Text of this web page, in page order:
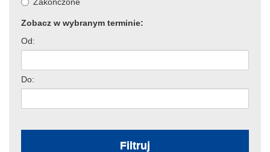
Zobacz w wybranym terminie:
Od:
Do:
Filtruj